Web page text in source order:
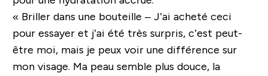
« Briller dans une bouteille – J’ai acheté ceci
pour essayer et j’ai été très surpris, c’est peut-
être moi, mais je peux voir une différence sur
mon visage. Ma peau semble plus douce, la